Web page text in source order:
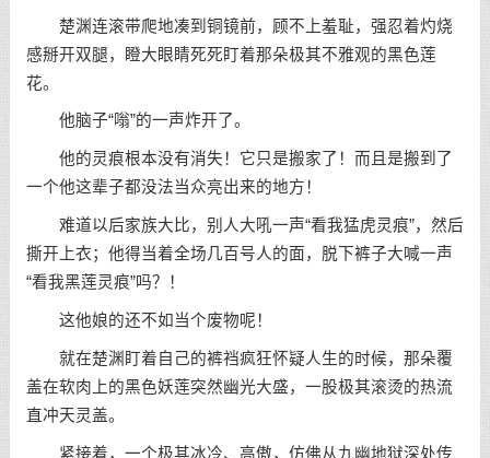
楚渊连滚带爬地凑到铜镜前，顾不上羞耻，强忍着灼烧
感掰开双腿，瞪大眼睛死死盯着那朵极其不雅观的黑色莲
花。
他脑子“嗡”的一声炸开了。
他的灵痕根本没有消失！它只是搬家了！而且是搬到了
一个他这辈子都没法当众亮出来的地方！
难道以后家族大比，别人大吼一声“看我猛虎灵痕”，然后
撕开上衣；他得当着全场几百号人的面，脱下裤子大喊一声
“看我黑莲灵痕”吗？！
这他娘的还不如当个废物呢！
就在楚渊盯着自己的裤裆疯狂怀疑人生的时候，那朵覆
盖在软肉上的黑色妖莲突然幽光大盛，一股极其滚烫的热流
直冲天灵盖。
紧接着，一个极其冰冷、高傲，仿佛从九幽地狱深处传